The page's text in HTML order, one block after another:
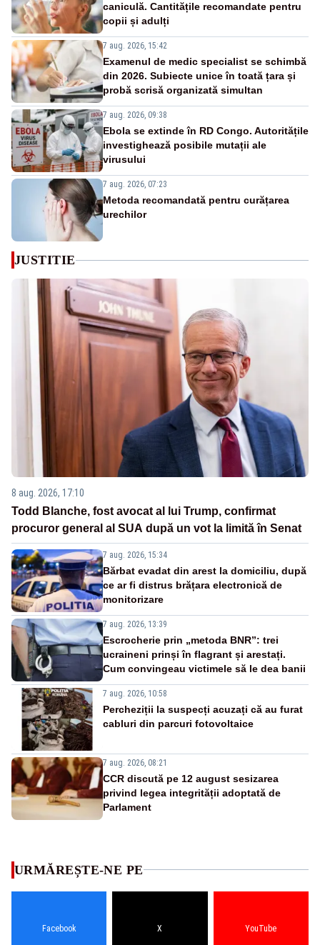
caniculă. Cantitățile recomandate pentru
copii și adulți
7 aug. 2026, 15:42
Examenul de medic specialist se schimbă
din 2026. Subiecte unice în toată țara și
probă scrisă organizată simultan
7 aug. 2026, 09:38
Ebola se extinde în RD Congo. Autoritățile
investighează posibile mutații ale
virusului
7 aug. 2026, 07:23
Metoda recomandată pentru curățarea
urechilor
JUSTITIE
8 aug. 2026, 17:10
Todd Blanche, fost avocat al lui Trump, confirmat
procuror general al SUA după un vot la limită în Senat
7 aug. 2026, 15:34
Bărbat evadat din arest la domiciliu, după
ce ar fi distrus brățara electronică de
monitorizare
7 aug. 2026, 13:39
Escrocherie prin „metoda BNR”: trei
ucraineni prinși în flagrant și arestați.
Cum convingeau victimele să le dea banii
7 aug. 2026, 10:58
Percheziții la suspecți acuzați că au furat
cabluri din parcuri fotovoltaice
7 aug. 2026, 08:21
CCR discută pe 12 august sesizarea
privind legea integrității adoptată de
Parlament
URMĂREȘTE-NE PE
Facebook X YouTube